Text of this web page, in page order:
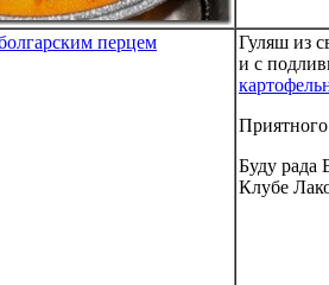
Гуляш из
и с
Буду рада
Клубе